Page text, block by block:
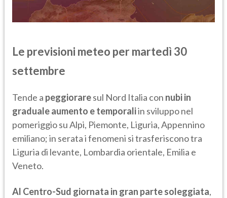
Le previsioni meteo per martedì 30
settembre
Tende a peggioraresul Nord Italia con nubi in
graduale aumento e temporaliin sviluppo nel
pomeriggio su Alpi, Piemonte, Liguria, Appennino
emiliano; in serata i fenomeni si trasferiscono tra
Liguria di levante, Lombardia orientale, Emilia e
Veneto.
Al Centro-Sud giornata in gran parte soleggiata,